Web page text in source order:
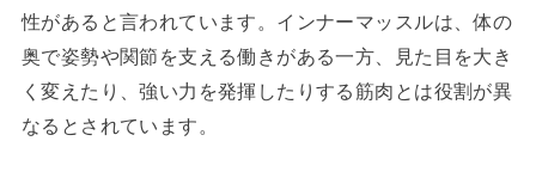
性があると言われています。インナーマッスルは、体の
奥で姿勢や関節を支える働きがある一方、見た目を大き
く変えたり、強い力を発揮したりする筋肉とは役割が異
なるとされています。